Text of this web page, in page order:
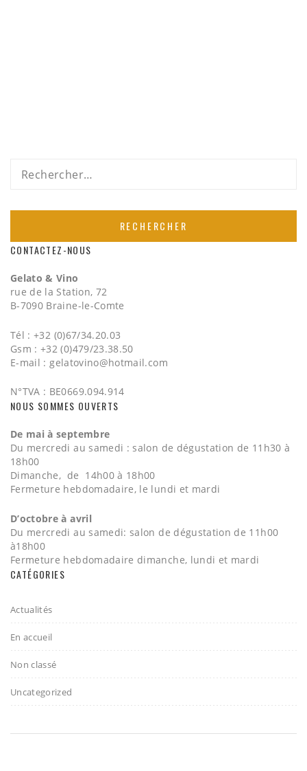
Rechercher :
CONTACTEZ-NOUS
Gelato & Vino
rue de la Station, 72
B-7090 Braine-le-Comte
Tél : +32 (0)67/34.20.03
Gsm : +32 (0)479/23.38.50
E-mail : gelatovino@hotmail.com
N°TVA : BE0669.094.914
NOUS SOMMES OUVERTS
De mai à septembre
Du mercredi au samedi : salon de dégustation de 11h30 à
18h00
Dimanche, de 14h00 à 18h00
Fermeture hebdomadaire, le lundi et mardi
D’octobre à avril
Du mercredi au samedi: salon de dégustation de 11h00
à18h00
Fermeture hebdomadaire dimanche, lundi et mardi
CATÉGORIES
Actualités
En accueil
Non classé
Uncategorized